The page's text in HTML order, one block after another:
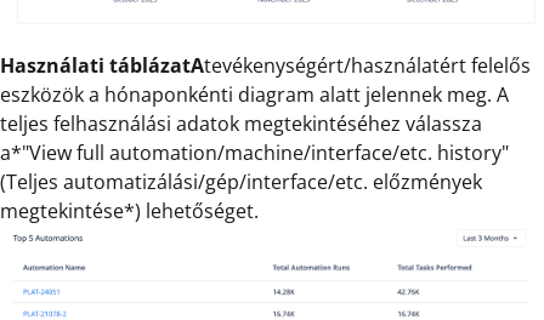
Használati táblázatAtevékenységért/használatért felelős
eszközök a hónaponkénti diagram alatt jelennek meg. A
teljes felhasználási adatok megtekintéséhez válassza
a*"View full automation/machine/interface/etc. history"
(Teljes automatizálási/gép/interface/etc. előzmények
megtekintése*) lehetőséget.